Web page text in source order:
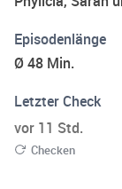
Episodenlänge
Ø 48 Min.
Letzter Check
vor 11 Std.
Checken